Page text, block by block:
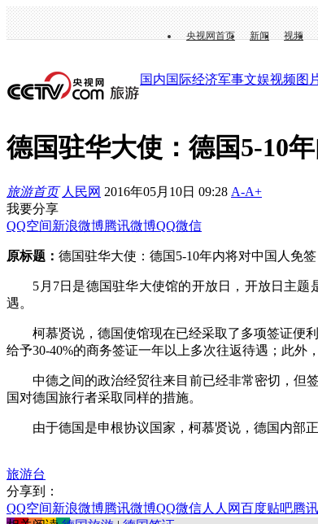
央视网首页 新闻 视频
国内国际经济军事文娱视频图
德国驻华大使：德国5-10
旅游首页 人民网 2016年05月10日 09:28 A-A+
我要分享
QQ空间新浪微博腾讯微博QQ微信
原标题： 德国驻华大使：德国5-10年内将对中国人免签
5月7日是德国驻华大使馆的开放日，开放日主题
遇。
柯慕贤说，德国使馆现在已经采取了多项签证便利
给予30-40%的商务签证一年以上多次往返待遇；此外
中德之间的政治经贸往来目前已经非常密切，但签
国对德国旅行者采取同样的措施。
由于德国是申根协议国家，柯慕贤说，德国内部正
旅游台
分享到：
QQ空间新浪微博腾讯微博QQ微信人人网百度贴吧腾